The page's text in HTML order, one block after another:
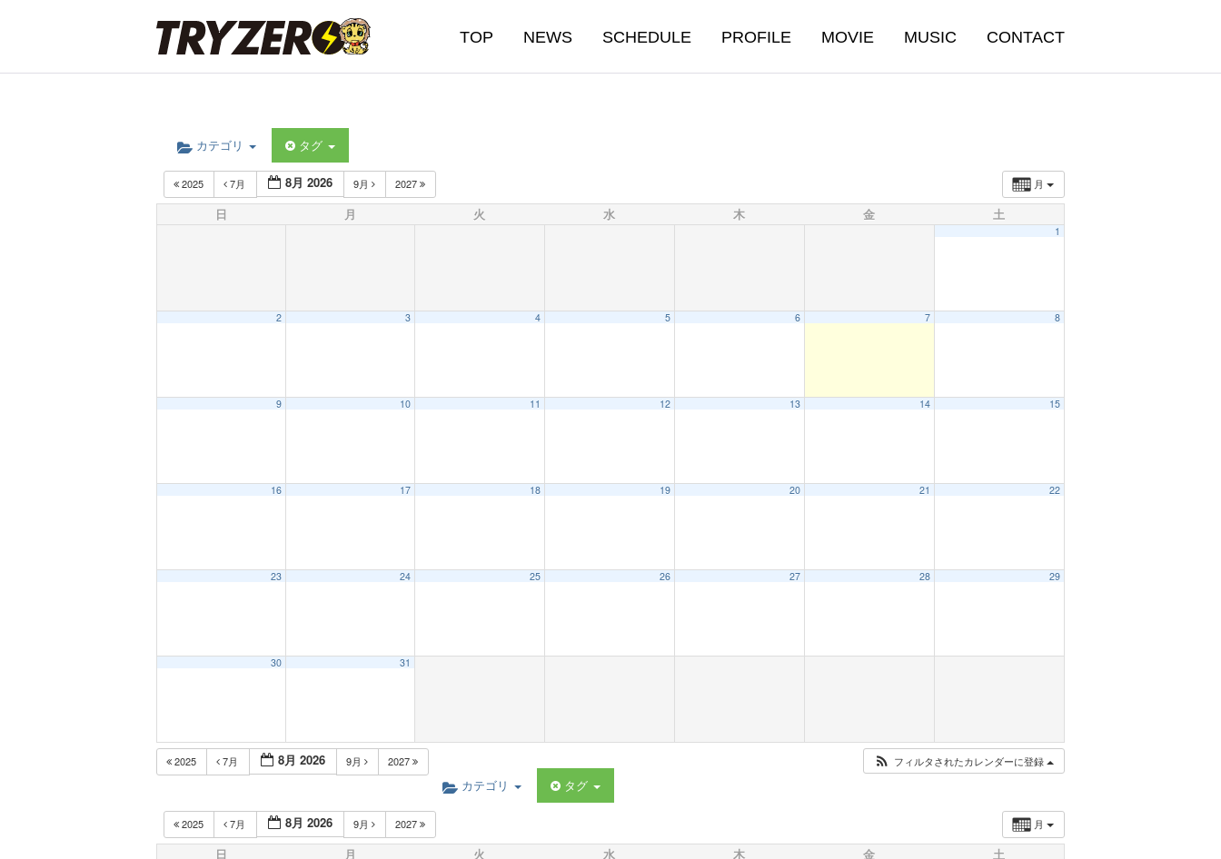
TOP NEWS SCHEDULE PROFILE MOVIE MUSIC CONTACT
カテゴリ タグ
月
2025 7月 8月 2026 9月 2027
日 月 火 水 木 金 土
1
2 3 4 5 6 7 8
9 10 11 12 13 14 15
16 17 18 19 20 21 22
23 24 25 26 27 28 29
30 31
2025 7月 8月 2026 9月 2027 フィルタされたカレンダーに登録
カテゴリ タグ
月
2025 7月 8月 2026 9月 2027
日 月 火 水 木 金 土